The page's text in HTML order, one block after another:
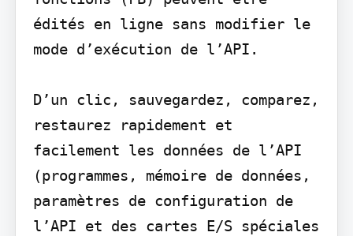
édités en ligne sans modifier le
mode d’exécution de l’API.
D’un clic, sauvegardez, comparez,
restaurez rapidement et
facilement les données de l’API
(programmes, mémoire de données,
paramètres de configuration de
l’API et des cartes E/S spéciales